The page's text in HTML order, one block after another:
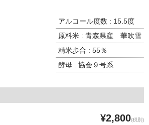
蒸留所（鹿児島県霧島市）
熊本市）
アルコール度数 : 15.5度
原料米 : 青森県産 華吹雪
精米歩合 : 55％
酵母 : 協会９号系
¥2,800(税別)